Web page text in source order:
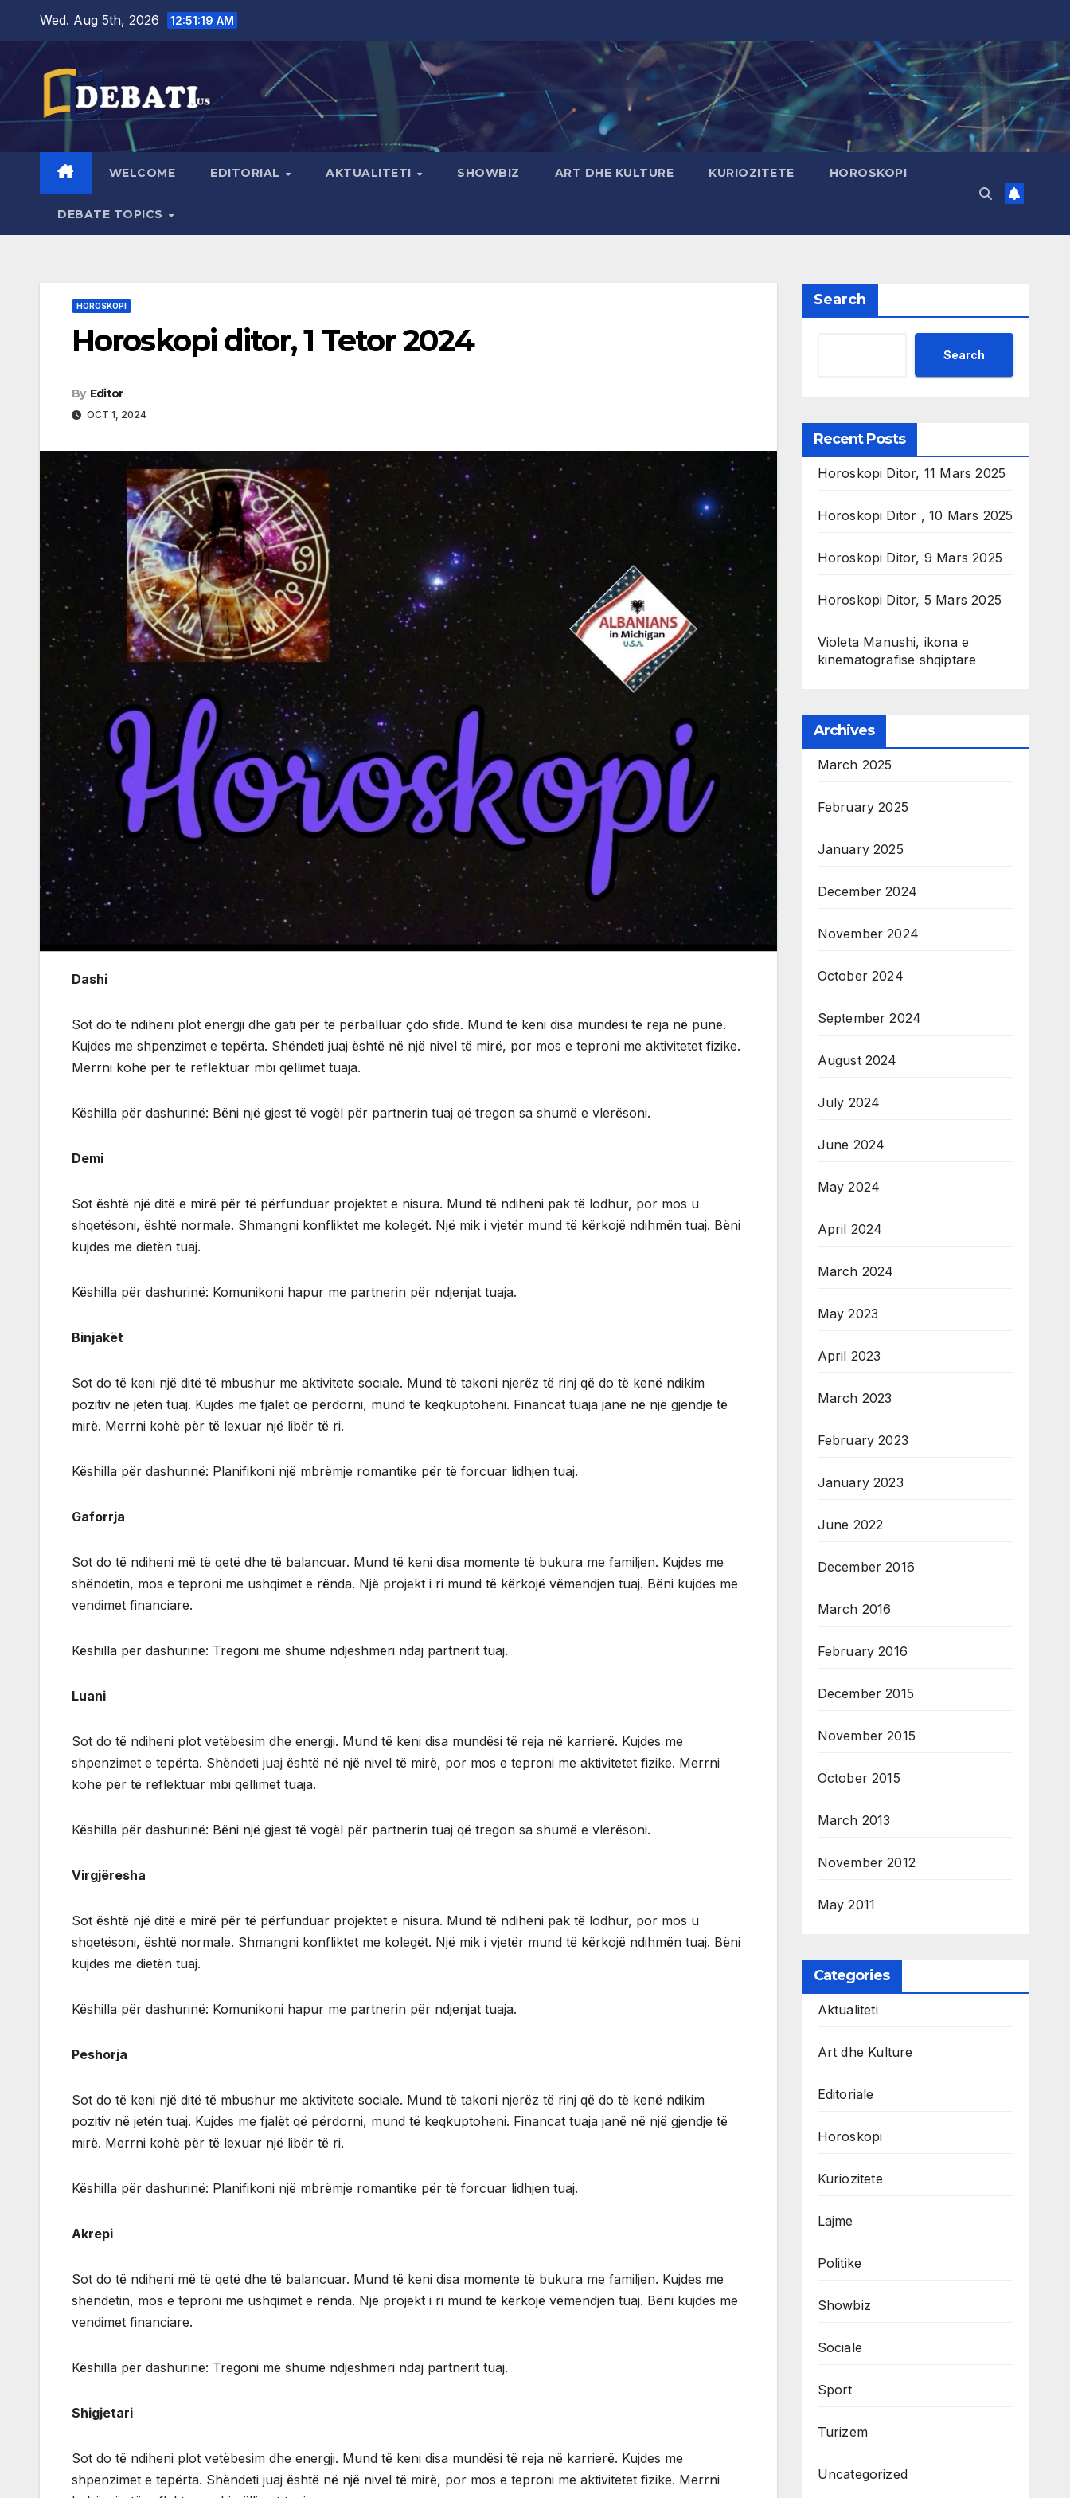
content
Wed. Aug 5th, 2026 12:51:20 AM
WELCOME EDITORIAL AKTUALITETI SHOWBIZ ART DHE KULTURE KURIOZITETE HOROSKOPI
DEBATE TOPICS
HOROSKOPI
Horoskopi ditor, 1 Tetor 2024
By Editor
OCT 1, 2024
Dashi
Sot do të ndiheni plot energji dhe gati për të përballuar çdo sfidë. Mund të keni disa mundësi të reja në punë.
Kujdes me shpenzimet e tepërta. Shëndeti juaj është në një nivel të mirë, por mos e teproni me aktivitetet fizike.
Merrni kohë për të reflektuar mbi qëllimet tuaja.
Këshilla për dashurinë: Bëni një gjest të vogël për partnerin tuaj që tregon sa shumë e vlerësoni.
Demi
Sot është një ditë e mirë për të përfunduar projektet e nisura. Mund të ndiheni pak të lodhur, por mos u
shqetësoni, është normale. Shmangni konfliktet me kolegët. Një mik i vjetër mund të kërkojë ndihmën tuaj. Bëni
kujdes me dietën tuaj.
Këshilla për dashurinë: Komunikoni hapur me partnerin për ndjenjat tuaja.
Binjakët
Sot do të keni një ditë të mbushur me aktivitete sociale. Mund të takoni njerëz të rinj që do të kenë ndikim
pozitiv në jetën tuaj. Kujdes me fjalët që përdorni, mund të keqkuptoheni. Financat tuaja janë në një gjendje të
mirë. Merrni kohë për të lexuar një libër të ri.
Këshilla për dashurinë: Planifikoni një mbrëmje romantike për të forcuar lidhjen tuaj.
Gaforrja
Sot do të ndiheni më të qetë dhe të balancuar. Mund të keni disa momente të bukura me familjen. Kujdes me
shëndetin, mos e teproni me ushqimet e rënda. Një projekt i ri mund të kërkojë vëmendjen tuaj. Bëni kujdes me
vendimet financiare.
Këshilla për dashurinë: Tregoni më shumë ndjeshmëri ndaj partnerit tuaj.
Luani
Sot do të ndiheni plot vetëbesim dhe energji. Mund të keni disa mundësi të reja në karrierë. Kujdes me
shpenzimet e tepërta. Shëndeti juaj është në një nivel të mirë, por mos e teproni me aktivitetet fizike. Merrni
kohë për të reflektuar mbi qëllimet tuaja.
Këshilla për dashurinë: Bëni një gjest të vogël për partnerin tuaj që tregon sa shumë e vlerësoni.
Virgjëresha
Sot është një ditë e mirë për të përfunduar projektet e nisura. Mund të ndiheni pak të lodhur, por mos u
shqetësoni, është normale. Shmangni konfliktet me kolegët. Një mik i vjetër mund të kërkojë ndihmën tuaj. Bëni
kujdes me dietën tuaj.
Këshilla për dashurinë: Komunikoni hapur me partnerin për ndjenjat tuaja.
Peshorja
Sot do të keni një ditë të mbushur me aktivitete sociale. Mund të takoni njerëz të rinj që do të kenë ndikim
pozitiv në jetën tuaj. Kujdes me fjalët që përdorni, mund të keqkuptoheni. Financat tuaja janë në një gjendje të
mirë. Merrni kohë për të lexuar një libër të ri.
Këshilla për dashurinë: Planifikoni një mbrëmje romantike për të forcuar lidhjen tuaj.
Akrepi
Sot do të ndiheni më të qetë dhe të balancuar. Mund të keni disa momente të bukura me familjen. Kujdes me
shëndetin, mos e teproni me ushqimet e rënda. Një projekt i ri mund të kërkojë vëmendjen tuaj. Bëni kujdes me
vendimet financiare.
Këshilla për dashurinë: Tregoni më shumë ndjeshmëri ndaj partnerit tuaj.
Shigjetari
Sot do të ndiheni plot vetëbesim dhe energji. Mund të keni disa mundësi të reja në karrierë. Kujdes me
shpenzimet e tepërta. Shëndeti juaj është në një nivel të mirë, por mos e teproni me aktivitetet fizike. Merrni
Search
Search
Recent Posts
Horoskopi Ditor, 11 Mars 2025
Horoskopi Ditor , 10 Mars 2025
Horoskopi Ditor, 9 Mars 2025
Horoskopi Ditor, 5 Mars 2025
Violeta Manushi, ikona e
kinematografise shqiptare
Archives
March 2025
February 2025
January 2025
December 2024
November 2024
October 2024
September 2024
August 2024
July 2024
June 2024
May 2024
April 2024
March 2024
May 2023
April 2023
March 2023
February 2023
January 2023
June 2022
December 2016
March 2016
February 2016
December 2015
November 2015
October 2015
March 2013
November 2012
May 2011
Categories
Aktualiteti
Art dhe Kulture
Editoriale
Horoskopi
Kuriozitete
Lajme
Politike
Showbiz
Sociale
Sport
Turizem
Uncategorized